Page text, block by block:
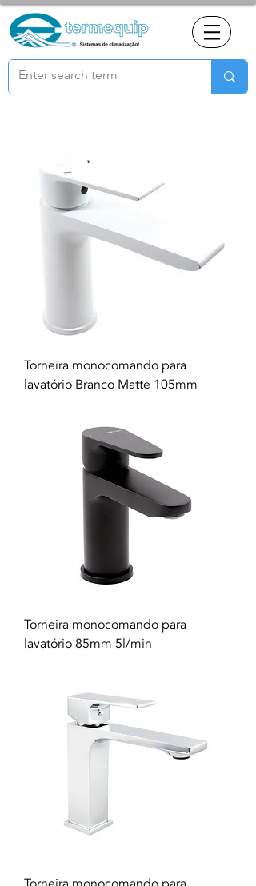
Torneira monocomando para
lavatório Branco Matte 105mm
Torneira monocomando para
lavatório 85mm 5l/min